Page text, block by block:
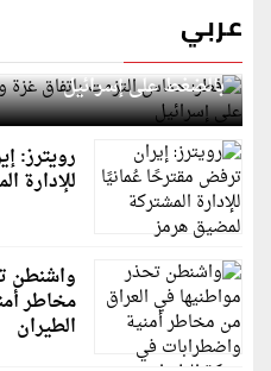
عربي
قطر: حماس التزمت باتفاق
بالضغط على إسرائيل
رويترز:
للإدارة
واشنطن
مخاطر
الطيران